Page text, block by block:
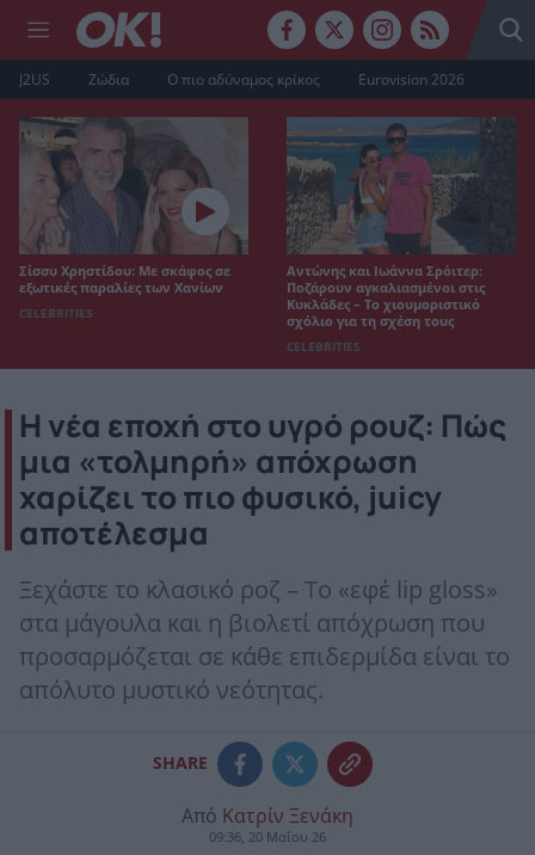
J2US Ζώδια Ο πιο αδύναμος κρίκος Eurovision 2026
Σίσσυ Χρηστίδου: Με σκάφος σε
εξωτικές παραλίες των Χανίων
CELEBRITIES
Αντώνης και Ιωάννα Σρόιτερ:
Ποζάρουν αγκαλιασμένοι στις
Κυκλάδες – Το χιουμοριστικό
σχόλιο για τη σχέση τους
CELEBRITIES
Η νέα εποχή στο υγρό ρουζ: Πώς
μια «τολμηρή» απόχρωση
χαρίζει το πιο φυσικό, juicy
αποτέλεσμα
Ξεχάστε το κλασικό ροζ – Το «εφέ lip gloss»
στα μάγουλα και η βιολετί απόχρωση που
προσαρμόζεται σε κάθε επιδερμίδα είναι το
απόλυτο μυστικό νεότητας.
SHARE
Από Κατρίν Ξενάκη
09:36, 20 Μαΐου 26